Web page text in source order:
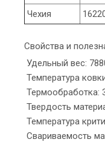
Чехия
Свойства и
Удельный вес:
Температура
Термообработка:
Твердость
Температура
Свариваемость